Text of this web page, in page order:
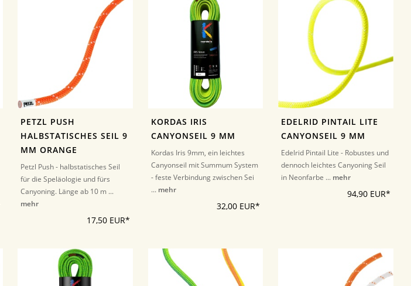
PETZL PUSH
HALBSTATISCHES SEIL 9
MM ORANGE
Petzl Push - halbstatisches Seil
für die Speläologie und fürs
Canyoning. Länge ab 10 m ...
mehr
17,50 EUR*
KORDAS IRIS
CANYONSEIL 9 MM
Kordas Iris 9mm, ein leichtes
Canyonseil mit Summum System
- feste Verbindung zwischen Sei
... mehr
32,00 EUR*
EDELRID PINTAIL LITE
CANYONSEIL 9 MM
Edelrid Pintail Lite - Robustes und
dennoch leichtes Canyoning Seil
in Neonfarbe ... mehr
94,90 EUR*